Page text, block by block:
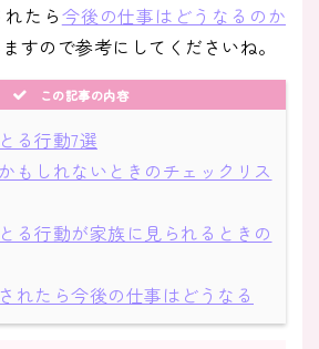
たら今後の仕事はどうなるのか
すので参考にしてくださいね。
この記事の内容
る行動7選
もしれないときのチェックリス
る行動が家族に見られるときの
れたら今後の仕事はどうなる